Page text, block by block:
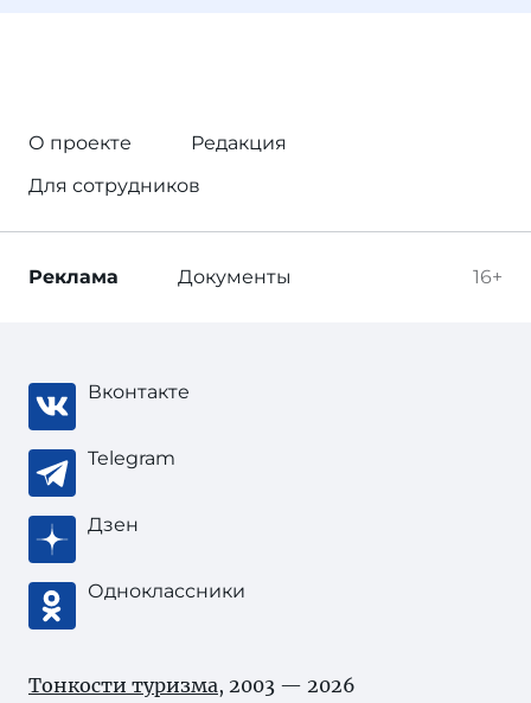
О проекте
Редакция
Для сотрудников
16+
Реклама Документы
Вконтакте
Telegram
Дзен
Одноклассники
Тонкости туризма, 2003 — 2026